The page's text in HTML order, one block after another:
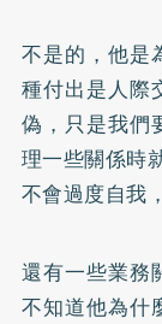
不是的，他是
種付出是人際
偽，只是我們
理一些關係時
不會過度自我
還有一些業務
不知道他為什